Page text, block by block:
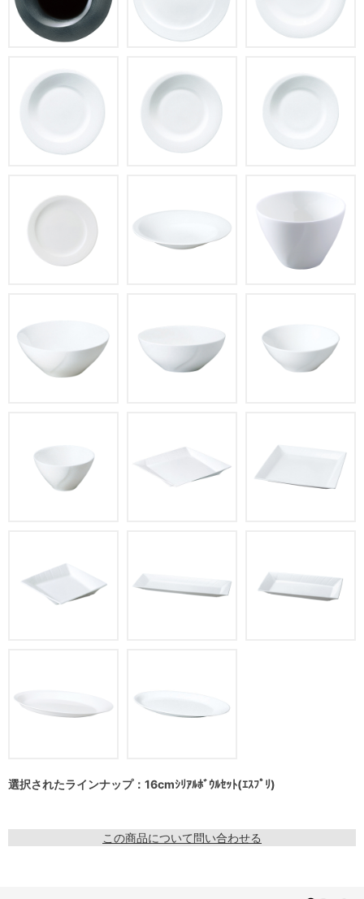
選択されたラインナップ：16cmｼﾘｱﾙﾎﾞｳﾙｾｯﾄ(ｴｽﾌﾟﾘ)
この商品について問い合わせる